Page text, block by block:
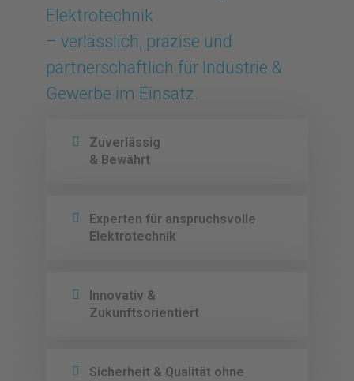
Elektrotechnik
– verlässlich, präzise und
partnerschaftlich für Industrie &
Gewerbe im Einsatz.
Zuverlässig
& Bewährt
Experten für anspruchsvolle
Elektrotechnik
Innovativ &
Zukunftsorientiert
Sicherheit & Qualität ohne